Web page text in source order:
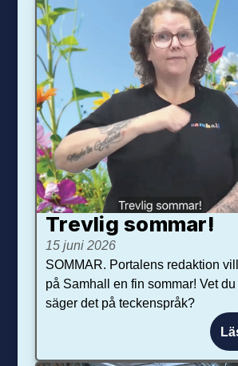
Trevlig sommar!
15 juni 2026
SOMMAR. Portalens redaktion
på Samhall en fin sommar! Vet
säger det på teckenspråk?